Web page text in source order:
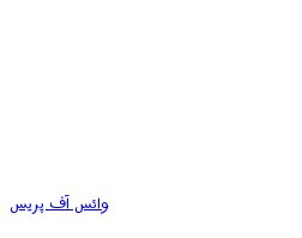
وائس آف پریس